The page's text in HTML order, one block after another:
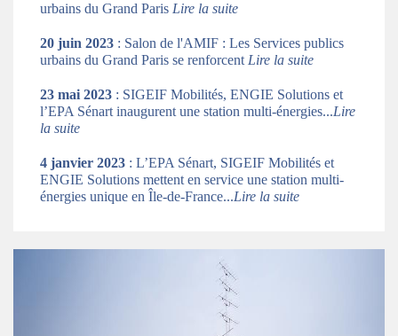
urbains du Grand Paris Lire la suite
20 juin 2023 : Salon de l'AMIF : Les Services publics
urbains du Grand Paris se renforcent Lire la suite
23 mai 2023 : SIGEIF Mobilités, ENGIE Solutions et
l’EPA Sénart inaugurent une station multi-énergies...Lire
la suite
4 janvier 2023 : L’EPA Sénart, SIGEIF Mobilités et
ENGIE Solutions mettent en service une station multi-
énergies unique en Île-de-France...Lire la suite